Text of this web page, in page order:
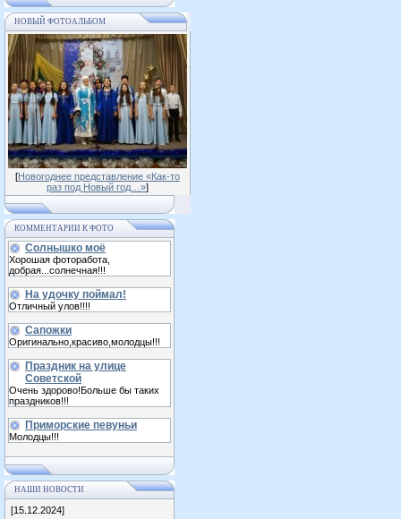
НОВЫЙ ФОТОАЛЬБОМ
[Новогоднее представление «Как-то
раз под Новый год…»]
КОММЕНТАРИИ К ФОТО
Солнышко моё
Хорошая фоторабота,
добрая...солнечная!!!
На удочку поймал!
Отличный улов!!!!
Сапожки
Оригинально,красиво,молодцы!!!
Праздник на улице
Советской
Очень здорово!Больше бы таких
праздников!!!
Приморские певуньи
Молодцы!!!
НАШИ НОВОСТИ
[15.12.2024]